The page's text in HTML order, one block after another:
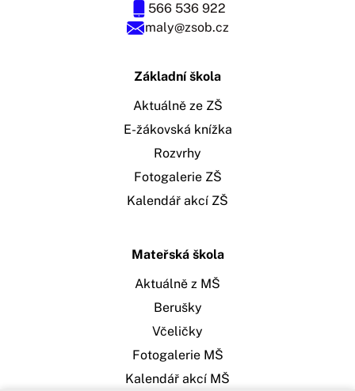
maly@zsob.cz
566 536 922
Základní škola
Aktuálně ze ZŠ
E-žákovská knížka
Rozvrhy
Fotogalerie ZŠ
Kalendář akcí ZŠ
Mateřská škola
Aktuálně z MŠ
Berušky
Včeličky
Fotogalerie MŠ
Kalendář akcí MŠ